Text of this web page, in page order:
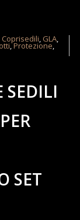
Coprisedili, GLA,
,Protezione,
SEDILI
SET